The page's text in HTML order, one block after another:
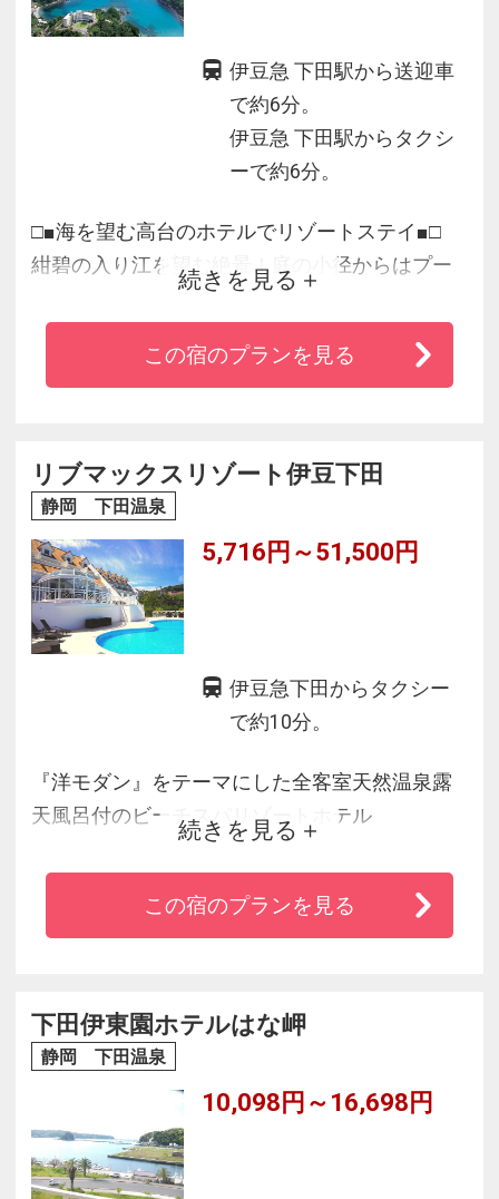
伊豆急 下田駅から送迎車
で約6分。
伊豆急 下田駅からタクシ
ーで約6分。
□■海を望む高台のホテルでリゾートステイ■□
紺碧の入り江を望む絶景！庭の小径からはプー
ル＆白砂のビーチへ！
◇食事は洋食コースと一緒に和食も楽しめる‘下
◇部屋タイプも各種ご用意。
お待ちしております。
続きを見る
この宿のプランを見る
リブマックスリゾート伊豆下田
静岡 下田温泉
5,716円～51,500円
伊豆急下田からタクシー
で約10分。
『洋モダン』をテーマにした全客室天然温泉露
天風呂付のビーチスパリゾートホテル
2023年7月男女で入れる『ロウリュウサウナ
OPEN』
【伊豆の海×旬の味覚】がテーマの『伊豆の旬味
続きを見る
この宿のプランを見る
下田伊東園ホテルはな岬
静岡 下田温泉
10,098円～16,698円